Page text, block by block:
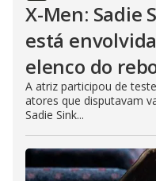
X-Men: Sadie
está
elenco do
A atriz participou de
atores que disputavam
Sadie Sink...